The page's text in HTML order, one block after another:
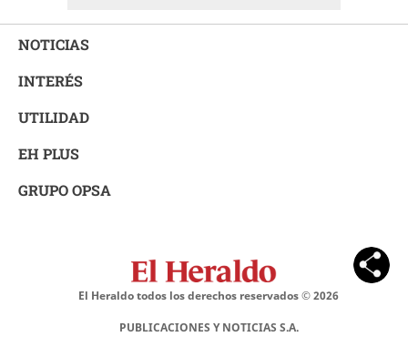
NOTICIAS
INTERÉS
UTILIDAD
EH PLUS
GRUPO OPSA
El Heraldo todos los derechos reservados ©2026
PUBLICACIONES Y NOTICIAS S.A.